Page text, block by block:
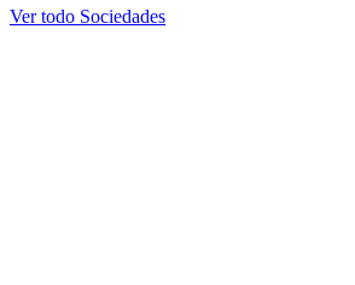
Ver todo Sociedades